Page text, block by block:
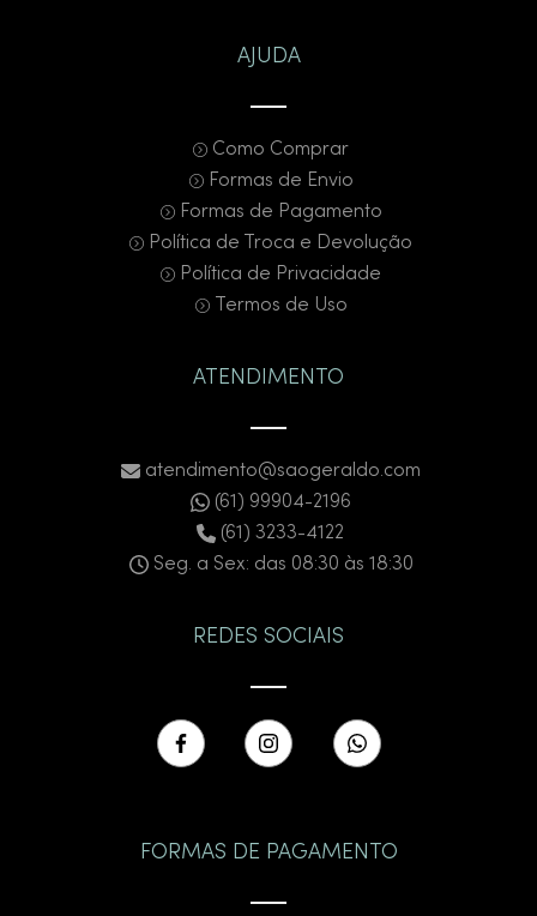
AJUDA
Como Comprar
Formas de Envio
Formas de Pagamento
Política de Troca e Devolução
Política de Privacidade
Termos de Uso
ATENDIMENTO
atendimento@saogeraldo.com
(61) 99904-2196
(61) 3233-4122
Seg. a Sex: das 08:30 às 18:30
REDES SOCIAIS
FORMAS DE PAGAMENTO